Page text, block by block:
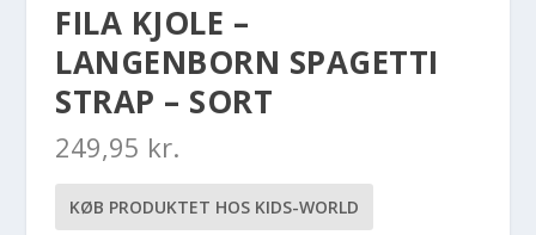
FILA KJOLE –
LANGENBORN SPAGETTI
STRAP – SORT
249,95 kr.
KØB PRODUKTET HOS KIDS-WORLD